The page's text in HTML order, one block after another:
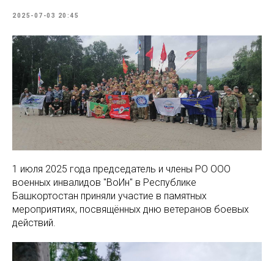
2025-07-03 20:45
1 июля 2025 года председатель и члены РО ООО
военных инвалидов "ВоИн" в Республике
Башкортостан приняли участие в памятных
мероприятиях, посвящённых дню ветеранов боевых
действий.